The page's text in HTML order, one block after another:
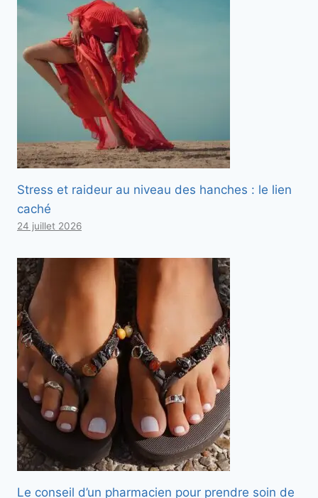
Stress et raideur au niveau des hanches : le lien
caché
24 juillet 2026
Le conseil d’un pharmacien pour prendre soin de